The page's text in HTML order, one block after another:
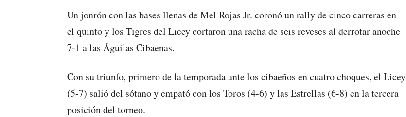
Un jonrón con las bases llenas de Mel Rojas Jr. coronó un rally de cinco carreras en
el quinto y los Tigres del Licey cortaron una racha de seis reveses al derrotar anoche
7-1 a las Águilas Cibaenas.
Con su triunfo, primero de la temporada ante los cibaeños en cuatro choques, el Licey
(5-7) salió del sótano y empató con los Toros (4-6) y las Estrellas (6-8) en la tercera
posición del torneo.